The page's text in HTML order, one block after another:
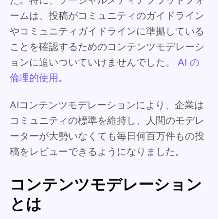
ームは、投稿がコミュニティのガイドライン
やコミュニティガイドラインに準拠している
ことを確認するためのコンテンツモデレーシ
ョンに追いついていけませんでした。 AI の
倫理的使用。
AIコンテンツモデレーションにより、企業は
コミュニティの標準を維持し、人間のモデレ
ーターが大勢いなくても毎日何百万件もの投
稿をレビューできるようになりました。
コンテンツモデレーション
とは